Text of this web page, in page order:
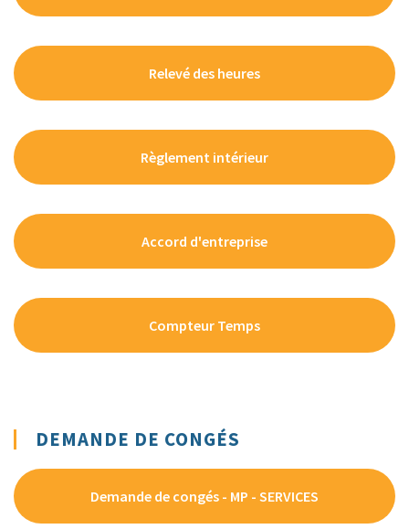
Relevé des heures
Règlement intérieur
Accord d'entreprise
Compteur Temps
DEMANDE DE CONGÉS
Demande de congés - MP - SERVICES